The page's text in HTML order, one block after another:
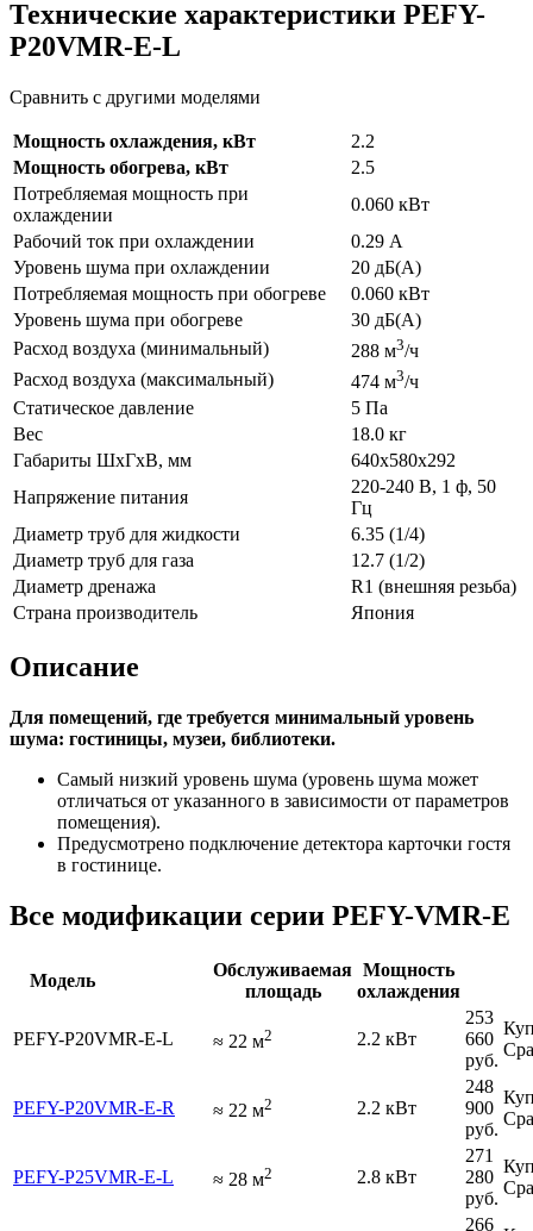
Технические характеристики PEFY-
P20VMR-E-L
Сравнить с другими моделями
Мощность охлаждения, кВт
2.2
Мощность обогрева, кВт
2.5
Потребляемая мощность при
охлаждении
0.060 кВт
Рабочий ток при охлаждении
0.29 А
Уровень шума при охлаждении
20 дБ(А)
Потребляемая мощность при обогреве
0.060 кВт
Уровень шума при обогреве
30 дБ(А)
Расход воздуха (минимальный)
288 м3/ч
Расход воздуха (максимальный)
474 м3/ч
Статическое давление
5 Па
Вес
18.0 кг
Габариты ШхГхВ, мм
640x580x292
Напряжение питания
220-240 В, 1 ф, 50
Гц
Диаметр труб для жидкости
6.35 (1/4)
Диаметр труб для газа
12.7 (1/2)
Диаметр дренажа
R1 (внешняя резьба)
Страна производитель
Япония
Описание
Для помещений, где требуется минимальный уровень
шума: гостиницы, музеи, библиотеки.
Самый низкий уровень шума (уровень шума может
отличаться от указанного в зависимости от параметров
помещения).
Предусмотрено подключение детектора карточки гостя
в гостинице.
Все модификации серии PEFY-VMR-E
Модель
Обслуживаемая
площадь
Мощность
охлаждения
PEFY-P20VMR-E-L ≈ 22 м2 2.2 кВт
253
660
руб.
PEFY-P20VMR-E-R ≈ 22 м2 2.2 кВт
248
900
руб.
PEFY-P25VMR-E-L ≈ 28 м2 2.8 кВт
271
280
руб.
266